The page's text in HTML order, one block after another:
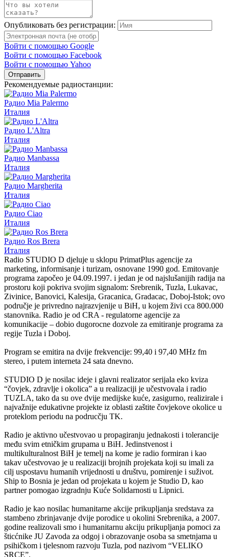
Опубликовать без регистрации:
Войти с помощью Google
Войти с помощью Facebook
Войти с помощью Yahoo
Отправить
Рекомендуемые радиостанции:
Радио Mia Palermo
Италия
Радио L'Altra
Италия
Радио Manbassa
Италия
Радио Margherita
Италия
Радио Ciao
Италия
Радио Ros Brera
Италия
Radio STUDIO D djeluje u sklopu PrimatPlus agencije za
marketing, informisanje i turizam, osnovane 1990 god. Emitovanje
programa započeo je 04.09.1997. i jedan je od najslušanijih radija na
prostoru koji pokriva svojim signalom: Srebrenik, Tuzla, Lukavac,
Zivinice, Banovici, Kalesija, Gracanica, Gradacac, Doboj-Istok; ovo
područje je privredno najrazvjenije u BiH, u kojem živi cca 800.000
stanovnika. Radio je od CRA - regulatorne agencije za
komunikacije – dobio dugorocne dozvole za emitiranje programa za
regije Tuzla i Doboj.
Program se emitira na dvije frekvencije: 99,40 i 97,40 MHz fm
stereo, i putem interneta 24 sata dnevno.
STUDIO D je nosilac ideje i glavni realizator serijala eko kviza
“čovjek, zdravlje i okolica” a u realizaciji je učestvovala i radio
TUZLA, tako da su ove dvije medijske kuće, zasigurno, realizirale i
najvažnije edukativne projekte iz oblasti zaštite čovjekove okolice u
proteklom periodu na podrucčju TK.
Radio je aktivno učestvovao u propagiranju jednakosti i tolerancije
među svim etničkim grupama u BiH. Jedinstvenost i
multikulturalnost BiH je temelj na kome je radio formiran i kao
takav učestvovao je u realizaciji brojnih projekata koji su imali za
cilj uspostavu humanih vrijednosti u društvu, pomirenje i suživot.
Ship to Bosnia je jedan od projekata u kojem je Studio D, kao
partner pomogao izgradnju Kuće Solidarnosti u Lipnici.
Radio je kao nosilac humanitarne akcije prikupljanja sredstava za
stambeno zbrinjavanje dvije porodice u okolini Srebrenika, a 2007.
godine realizovali smo i humanitarnu akciju prikupljanja pomoci za
šticćnike JU Zavoda za odgoj i obrazovanje osoba sa smetnjama u
psihičkom i tjelesnom razvoju Tuzla, pod nazivom “VELIKO
SRCE”.